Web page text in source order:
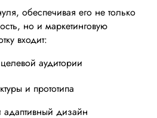
обеспечивая его не только
но и маркетинговую
входит:
аудитории
и прототипа
дизайн